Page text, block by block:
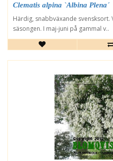
Clematis alpina `Albina Plena´
Härdig, snabbväxande
säsongen. I maj-juni på gammal v..